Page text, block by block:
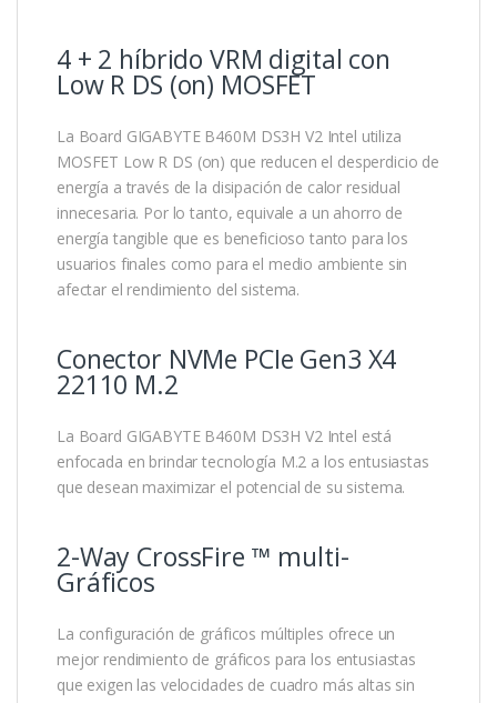
4 + 2 híbrido VRM digital con
Low R DS (on) MOSFET
La Board GIGABYTE B460M DS3H V2 Intel utiliza
MOSFET Low R DS (on) que reducen el desperdicio de
energía a través de la disipación de calor residual
innecesaria. Por lo tanto, equivale a un ahorro de
energía tangible que es beneficioso tanto para los
usuarios finales como para el medio ambiente sin
afectar el rendimiento del sistema.
Conector NVMe PCIe Gen3 X4
22110 M.2
La Board GIGABYTE B460M DS3H V2 Intel está
enfocada en brindar tecnología M.2 a los entusiastas
que desean maximizar el potencial de su sistema.
2-Way CrossFire ™ multi-
Gráficos
La configuración de gráficos múltiples ofrece un
mejor rendimiento de gráficos para los entusiastas
que exigen las velocidades de cuadro más altas sin